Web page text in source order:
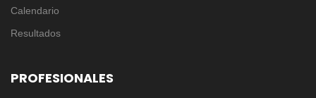
Calendario
Resultados
PROFESIONALES